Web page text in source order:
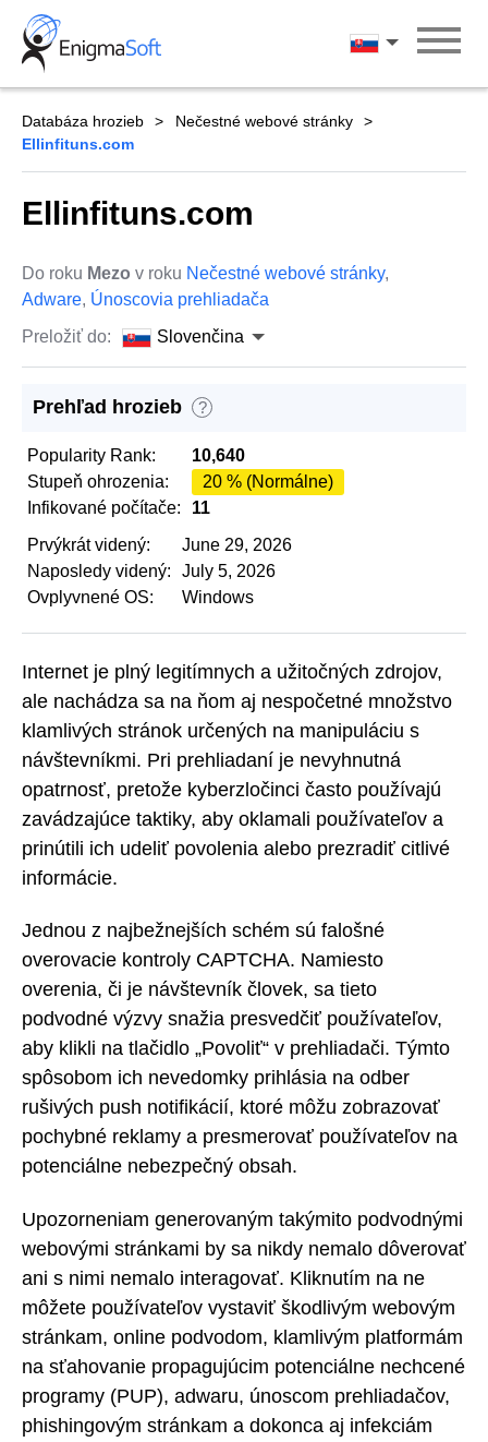
Skip
content
Slovenčina
Databáza hrozieb
Nečestné webové stránky
Ellinfituns.com
Ellinfituns.com
Do roku Mezo v roku Nečestné webové stránky,
Adware, Únoscovia prehliadača
Preložiť do:
Slovenčina
Prehľad hrozieb ?
Popularity Rank:
10,640
Stupeň ohrozenia:
20 % (Normálne)
Infikované počítače:
11
Prvýkrát videný:
June 29, 2026
Naposledy videný:
July 5, 2026
Ovplyvnené OS:
Windows
Internet je plný legitímnych a užitočných zdrojov,
ale nachádza sa na ňom aj nespočetné množstvo
klamlivých stránok určených na manipuláciu s
návštevníkmi. Pri prehliadaní je nevyhnutná
opatrnosť, pretože kyberzločinci často používajú
zavádzajúce taktiky, aby oklamali používateľov a
prinútili ich udeliť povolenia alebo prezradiť citlivé
informácie.
Jednou z najbežnejších schém sú falošné
overovacie kontroly CAPTCHA. Namiesto
overenia, či je návštevník človek, sa tieto
podvodné výzvy snažia presvedčiť používateľov,
aby klikli na tlačidlo „Povoliť“ v prehliadači. Týmto
spôsobom ich nevedomky prihlásia na odber
rušivých push notifikácií, ktoré môžu zobrazovať
pochybné reklamy a presmerovať používateľov na
potenciálne nebezpečný obsah.
Upozorneniam generovaným takýmito podvodnými
webovými stránkami by sa nikdy nemalo dôverovať
ani s nimi nemalo interagovať. Kliknutím na ne
môžete používateľov vystaviť škodlivým webovým
stránkam, online podvodom, klamlivým platformám
na sťahovanie propagujúcim potenciálne nechcené
programy (PUP), adwaru, únoscom prehliadačov,
phishingovým stránkam a dokonca aj infekciám